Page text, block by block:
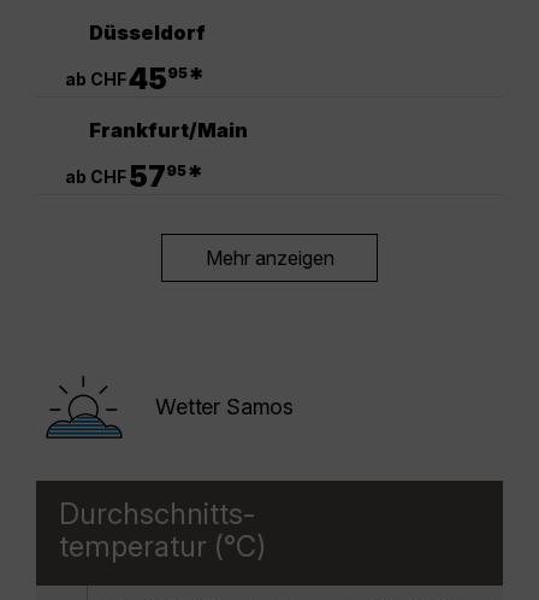
Düsseldorf
ab CHF4595*
Frankfurt/Main
ab CHF5795*
Mehr anzeigen
Wetter Samos
Durchschnitts-
temperatur (°C)